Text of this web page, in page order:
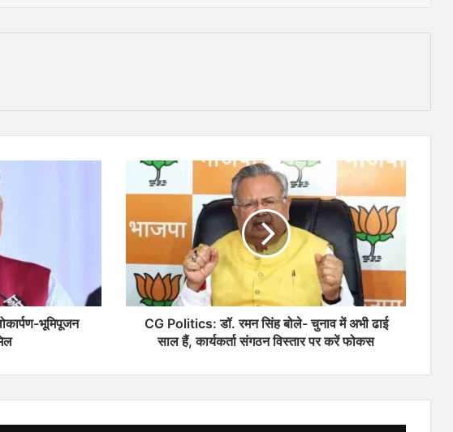
भूमिपूजन
o
c
.
न
CG Politics: डॉ. रमन सिंह बोले- चुनाव में अभी ढाई
साल हैं, कार्यकर्ता संगठन विस्तार पर करें फोकस